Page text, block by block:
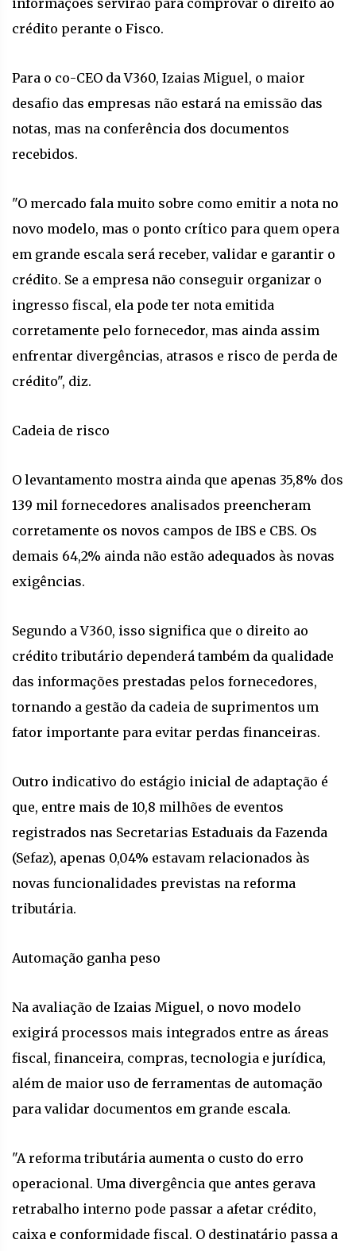
informações servirão para comprovar o direito ao
crédito perante o Fisco.
Para o co-CEO da V360, Izaias Miguel, o maior
desafio das empresas não estará na emissão das
notas, mas na conferência dos documentos
recebidos.
"O mercado fala muito sobre como emitir a nota no
novo modelo, mas o ponto crítico para quem opera
em grande escala será receber, validar e garantir o
crédito. Se a empresa não conseguir organizar o
ingresso fiscal, ela pode ter nota emitida
corretamente pelo fornecedor, mas ainda assim
enfrentar divergências, atrasos e risco de perda de
crédito", diz.
Cadeia de risco
O levantamento mostra ainda que apenas 35,8% dos
139 mil fornecedores analisados preencheram
corretamente os novos campos de IBS e CBS. Os
demais 64,2% ainda não estão adequados às novas
exigências.
Segundo a V360, isso significa que o direito ao
crédito tributário dependerá também da qualidade
das informações prestadas pelos fornecedores,
tornando a gestão da cadeia de suprimentos um
fator importante para evitar perdas financeiras.
Outro indicativo do estágio inicial de adaptação é
que, entre mais de 10,8 milhões de eventos
registrados nas Secretarias Estaduais da Fazenda
(Sefaz), apenas 0,04% estavam relacionados às
novas funcionalidades previstas na reforma
tributária.
Automação ganha peso
Na avaliação de Izaias Miguel, o novo modelo
exigirá processos mais integrados entre as áreas
fiscal, financeira, compras, tecnologia e jurídica,
além de maior uso de ferramentas de automação
para validar documentos em grande escala.
"A reforma tributária aumenta o custo do erro
operacional. Uma divergência que antes gerava
retrabalho interno pode passar a afetar crédito,
caixa e conformidade fiscal. O destinatário passa a